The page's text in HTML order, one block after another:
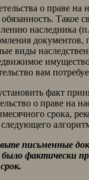
о праве на
Такое
наследника
виды
вам
факт
о праве на
срока,
письменные
было фактически